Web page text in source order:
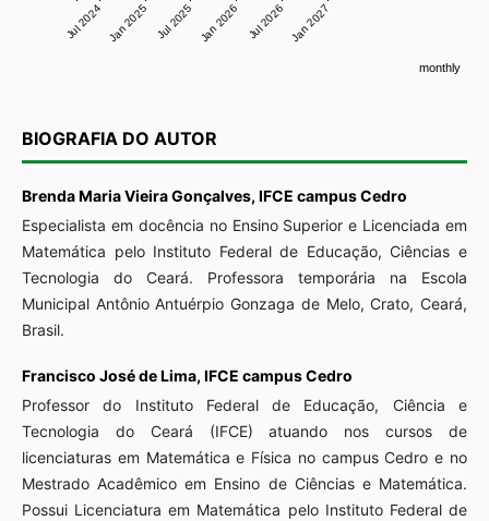
Jul 2024 Jan 2025 Jul 2025 Jan 2026 Jul 2026 Jan 2027
monthly
BIOGRAFIA DO AUTOR
Brenda Maria Vieira Gonçalves, IFCE campus Cedro
Especialista em docência no Ensino Superior e Licenciada em
Matemática pelo Instituto Federal de Educação, Ciências e
Tecnologia do Ceará. Professora temporária na Escola
Municipal Antônio Antuérpio Gonzaga de Melo, Crato, Ceará,
Brasil.
Francisco José de Lima, IFCE campus Cedro
Professor do Instituto Federal de Educação, Ciência e
Tecnologia do Ceará (IFCE) atuando nos cursos de
licenciaturas em Matemática e Física no campus Cedro e no
Mestrado Acadêmico em Ensino de Ciências e Matemática.
Possui Licenciatura em Matemática pelo Instituto Federal de